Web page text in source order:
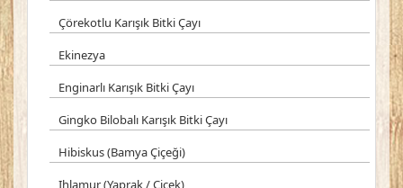
Çörekotlu Karışık Bitki Çayı
Ekinezya
Enginarlı Karışık Bitki Çayı
Gingko Bilobalı Karışık Bitki Çayı
Hibiskus (Bamya Çiçeği)